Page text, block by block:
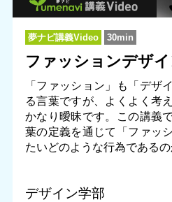
夢ナビ講義Video 30min
ファッションデザ
「ファッション」も「デザ
る言葉ですが、よくよく考
かなり曖昧です。この講義
葉の定義を通じて「ファッ
たいどのような行為であるの
デザイン学部